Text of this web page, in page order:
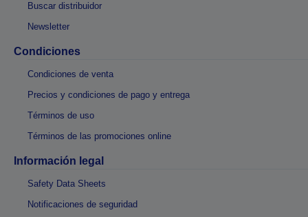
Buscar distribuidor
Newsletter
Condiciones
Condiciones de venta
Precios y condiciones de pago y entrega
Términos de uso
Términos de las promociones online
Información legal
Safety Data Sheets
Notificaciones de seguridad